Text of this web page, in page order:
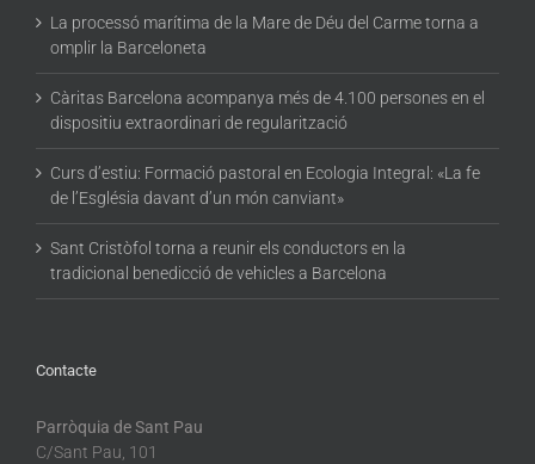
La processó marítima de la Mare de Déu del Carme torna a
omplir la Barceloneta
Càritas Barcelona acompanya més de 4.100 persones en el
dispositiu extraordinari de regularització
Curs d’estiu: Formació pastoral en Ecologia Integral: «La fe
de l’Església davant d’un món canviant»
Sant Cristòfol torna a reunir els conductors en la
tradicional benedicció de vehicles a Barcelona
Contacte
Parròquia de Sant Pau
C/Sant Pau, 101